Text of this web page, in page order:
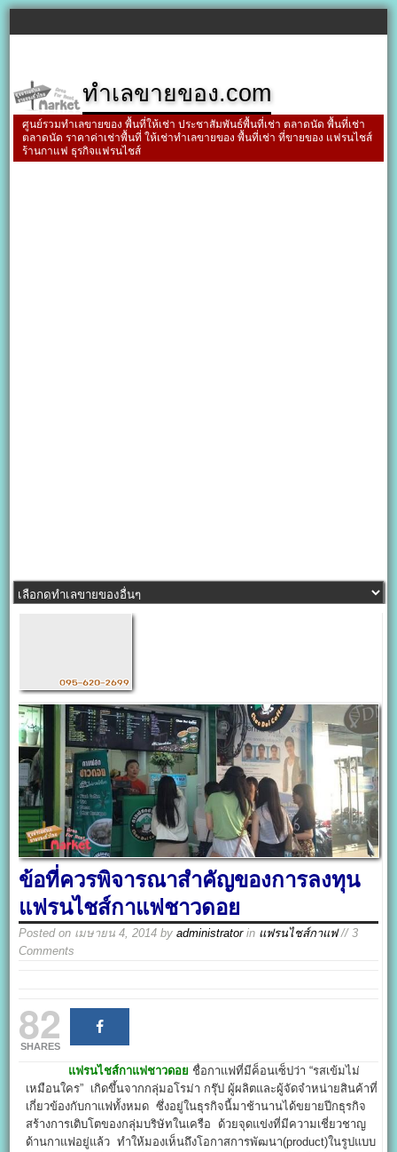
ทำเลขายของ.com
ศูนย์รวมทำเลขายของ พื้นที่ให้เช่า ประชาสัมพันธ์พื้นที่เช่า ตลาดนัด พื้นที่เช่า
ตลาดนัด ราคาค่าเช่าพื้นที่ ให้เช่าทำเลขายของ พื้นที่เช่า ที่ขายของ แฟรนไชส์
ร้านกาแฟ ธุรกิจแฟรนไชส์
ข้อที่ควรพิจารณาสำคัญของการลงทุน
แฟรนไชส์กาแฟชาวดอย
Posted on เมษายน 4, 2014 byadministratorin แฟรนไชส์กาแฟ// 3
Comments
82
SHARES
แฟรนไชส์กาแฟชาวดอย ชื่อกาแฟที่มีค็อนเซ็ปว่า “รสเข้มไม่
เหมือนใคร” เกิดขึ้นจากกลุ่มอโรม่า กรุ๊ป ผู้ผลิตและผู้จัดจำหน่ายสินค้าที่
เกี่ยวข้องกับกาแฟทั้งหมด ซึ่งอยู่ในธุรกิจนี้มาช้านานได้ขยายปีกธุรกิจ
สร้างการเติบโตของกลุ่มบริษัทในเครือ ด้วยจุดแข่งที่มีความเชี่ยวชาญ
ด้านกาแฟอยู่แล้ว ทำให้มองเห็นถึงโอกาสการพัฒนา(product)ในรูปแบบ